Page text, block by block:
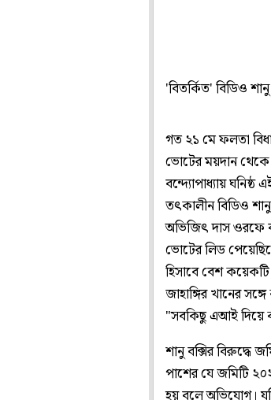
'বিতর্কিত' বিডিও
গত ২১ মে ফলতা
ভোটের ময়দান থেকে
বন্দ্যোপাধ্যায়
তৎকালীন বিডিও
অভিজিৎ দাস ওরফে
ভোটের লিড
হিসাবে বেশ
জাহাঙ্গির খানের
"সবকিছু এআই দিয়ে
শানু বক্সির বিরুদ্ধে
পাশের যে জমিটি